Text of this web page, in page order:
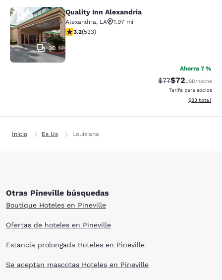
Quality Inn Alexandria
30
Quality Inn Alexandria
Alexandria, LA
1.97 mi
calificación de 3.18 estrellas. Bueno. 533 reseñas
3.2(533)
Ahorra 7 %
Precio tachado:
$77Precio con
$72USD/noche
Tarifa para socios
Ver detalles
$83 total
Inicio Es Us Louisiana
Otras Pineville búsquedas
Boutique Hoteles en Pineville
Ofertas de hoteles en Pineville
Estancia prolongada Hoteles en Pineville
Se aceptan mascotas Hoteles en Pineville